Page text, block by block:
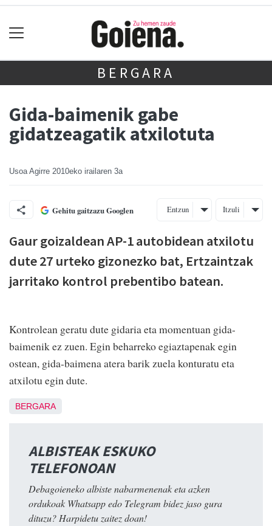
BERGARA
Gida-baimenik gabe
gidatzeagatik atxilotuta
Usoa Agirre 2010eko irailaren 3a
Gehitu gaitzazu Googlen Entzun Itzuli
Gaur goizaldean AP-1 autobidean atxilotu
dute 27 urteko gizonezko bat, Ertzaintzak
jarritako kontrol prebentibo batean.
Kontrolean geratu dute gidaria eta momentuan gida-
baimenik ez zuen. Egin beharreko egiaztapenak egin
ostean, gida-baimena atera barik zuela konturatu eta
atxilotu egin dute.
BERGARA
ALBISTEAK ESKUKO
TELEFONOAN
Debagoieneko albiste nabarmenenak eta azken
ordukoak Whatsapp edo Telegram bidez jaso gura
dituzu? Harpidetu zaitez doan!